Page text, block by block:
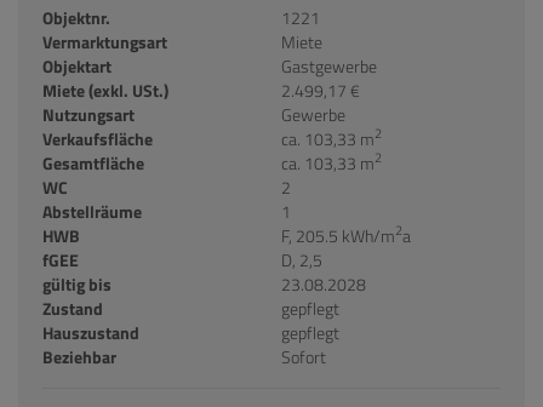
Objektnr.
1221
Vermarktungsart
Miete
Objektart
Gastgewerbe
Miete (exkl. USt.)
2.499,17 €
Nutzungsart
Gewerbe
Verkaufsfläche
ca. 103,33 m2
Gesamtfläche ca. 103,33 m2
WC
2
Abstellräume
1
HWB
F, 205.5 kWh/m2a
fGEE
D, 2,5
gültig bis
23.08.2028
Zustand
gepflegt
Hauszustand
gepflegt
Beziehbar
Sofort